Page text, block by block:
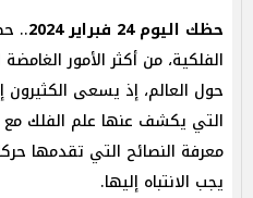
حظك اليوم 24 فبراير 2024
..
الفلكية، من أكثر الأمور
حول العالم، إذ يسعى الكثيرون
التي يكشف عنها علم الفلك
معرفة النصائح التي تقدمها
يجب الانتباه إليها.